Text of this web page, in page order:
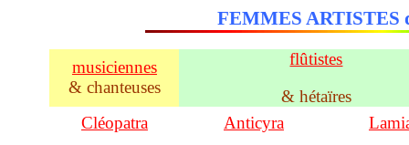
FEMMES ARTISTES
musiciennes
& chanteuses
flûtistes
& hétaïres
Cléopatra
Anticyra